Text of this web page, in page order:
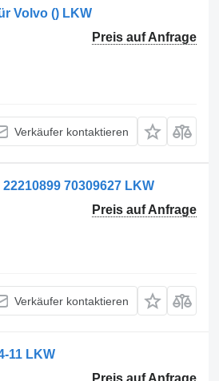
Volvo () LKW
Preis auf Anfrage
Verkäufer kontaktieren
70309627 LKW
Preis auf Anfrage
Verkäufer kontaktieren
11 LKW
Preis auf Anfrage